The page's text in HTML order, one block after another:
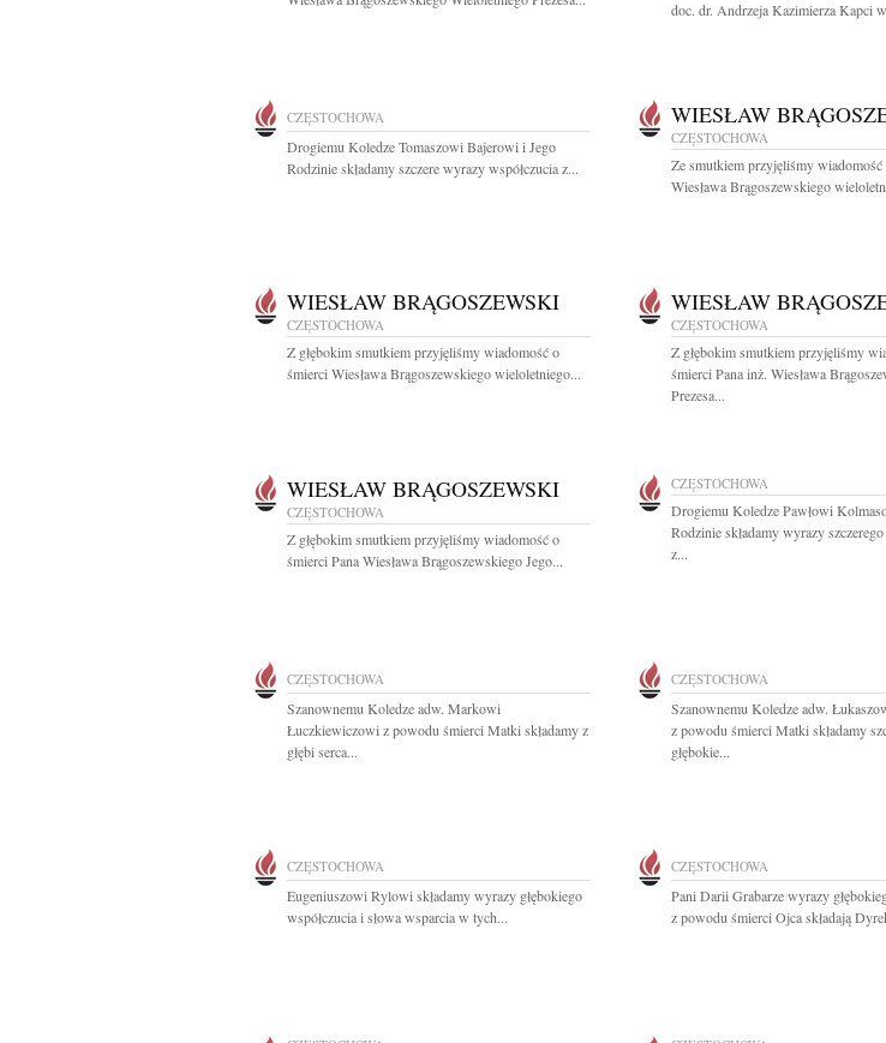
doc. dr. Andrzeja Kazimierza Kapci
CZĘSTOCHOWA
Drogiemu Koledze Tomaszowi Bajerowi i Jego
Rodzinie składamy szczere wyrazy współczucia z...
WIESŁAW
CZĘSTOCHOWA
Ze smutkiem przyjęliśmy wiadomość
Wiesława Brągoszewskiego
WIESŁAW BRĄGOSZEWSKI
CZĘSTOCHOWA
Z głębokim smutkiem przyjęliśmy wiadomość o
śmierci Wiesława Brągoszewskiego wieloletniego...
WIESŁAW
CZĘSTOCHOWA
Z głębokim smutkiem przyjęliśmy
śmierci Pana inż. Wiesława
Prezesa...
WIESŁAW BRĄGOSZEWSKI
CZĘSTOCHOWA
Z głębokim smutkiem przyjęliśmy wiadomość o
śmierci Pana Wiesława Brągoszewskiego Jego...
CZĘSTOCHOWA
Drogiemu Koledze Pawłowi
Rodzinie składamy wyrazy
z...
CZĘSTOCHOWA
Szanownemu Koledze adw. Markowi
Łuczkiewiczowi z powodu śmierci Matki składamy z
głębi serca...
CZĘSTOCHOWA
Szanownemu Koledze adw.
z powodu śmierci Matki składamy
głębokie...
CZĘSTOCHOWA
Eugeniuszowi Rylowi składamy wyrazy głębokiego
współczucia i słowa wsparcia w tych...
CZĘSTOCHOWA
Pani Darii Grabarze wyrazy
z powodu śmierci Ojca składają